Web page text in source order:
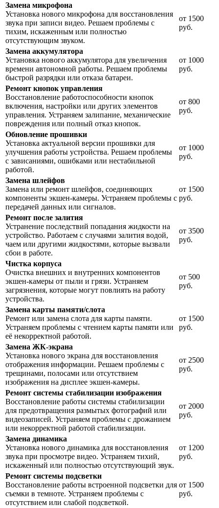
Замена микрофона
Установка нового микрофона для восстановления
звука при записи видео. Решаем проблемы с
тихим, искаженным или полностью
отсутствующим звуком.
от 1500
руб.
Замена аккумулятора
Установка нового аккумулятора для увеличения
времени автономной работы. Решаем проблемы
быстрой разрядки или отказа батареи.
от 1000
руб.
Ремонт кнопок управления
Восстановление работоспособности кнопок
включения, настройки или других элементов
управления. Устраняем залипание, механические
повреждения или полный отказ кнопок.
от 800
руб.
Обновление прошивки
Установка актуальной версии прошивки для
улучшения работы устройства. Решаем проблемы
с зависаниями, ошибками или нестабильной
работой.
от 1000
руб.
Замена шлейфов
Замена или ремонт шлейфов, соединяющих
компоненты экшен-камеры. Устраняем проблемы с
передачей данных или сигналов.
от 1500
руб.
Ремонт после залития
Устранение последствий попадания жидкости на
устройство. Работаем с случаями залития водой,
чаем или другими жидкостями, которые вызвали
сбои в работе.
от 3500
руб.
Чистка корпуса
Очистка внешних и внутренних компонентов
экшен-камеры от пыли и грязи. Устраняем
загрязнения, которые могут повлиять на работу
устройства.
от 500
руб.
Замена карты памяти/слота
Ремонт или замена слота для карты памяти.
Устраняем проблемы с чтением карты памяти или
её некорректной работой.
от 1500
руб.
Замена ЖК-экрана
Установка нового экрана для восстановления
отображения информации. Решаем проблемы с
трещинами, полосами или отсутствием
изображения на дисплее экшен-камеры.
от 2500
руб.
Ремонт системы стабилизации изображения
Восстановление работы системы стабилизации
для предотвращения размытых фотографий или
видеозаписей. Устраняем проблемы с дрожанием
или некорректной работой стабилизации.
от 2000
руб.
Замена динамика
Установка нового динамика для восстановления
звука при просмотре видео. Устраняем тихий,
искаженный или полностью отсутствующий звук.
от 1200
руб.
Ремонт системы подсветки
Восстановление работы встроенной подсветки для
съемки в темноте. Устраняем проблемы с
отсутствием или слабой подсветкой.
от 1500
руб.